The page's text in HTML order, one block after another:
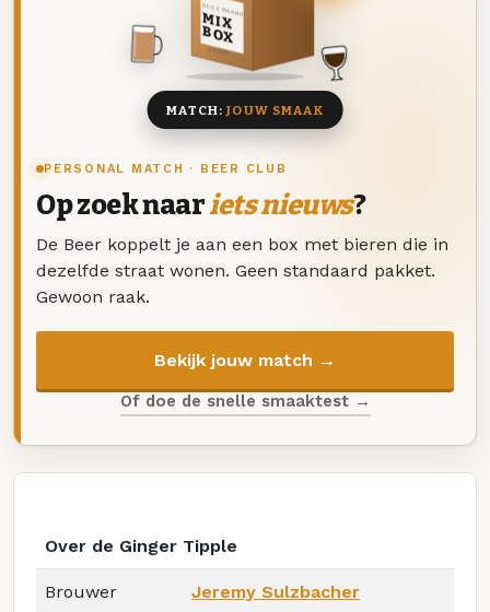
PERSONAL MATCH · BEER CLUB
Op zoek naariets nieuws?
De Beer koppelt je aan een box met bieren die in
dezelfde straat wonen. Geen standaard pakket.
Gewoon raak.
Bekijk jouw match →
Of doe de snelle smaaktest →
DEZE MAAND
MIX
BOX
8 BIEREN
MATCH:JOUW SMAAK
Over de Ginger Tipple
Brouwer Jeremy Sulzbacher